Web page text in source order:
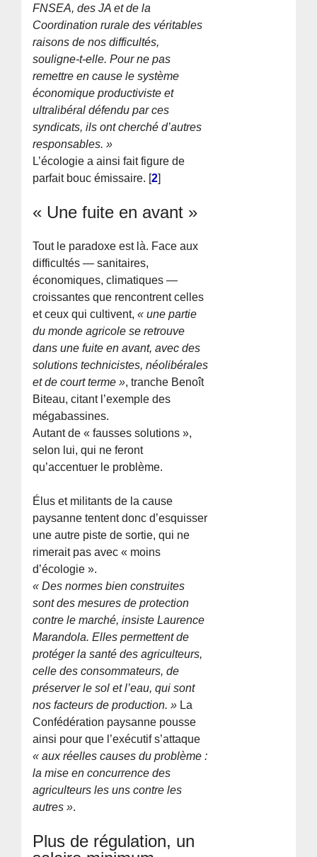
FNSEA, des JA et de la
Coordination rurale des véritables
raisons de nos difficultés,
souligne-t-elle. Pour ne pas
remettre en cause le système
économique productiviste et
ultralibéral défendu par ces
syndicats, ils ont cherché d’autres
responsables. »
L’écologie a ainsi fait figure de
parfait bouc émissaire. [2]
« Une fuite en avant »
Tout le paradoxe est là. Face aux
difficultés — sanitaires,
économiques, climatiques —
croissantes que rencontrent celles
et ceux qui cultivent,« une partie
du monde agricole se retrouve
dans une fuite en avant, avec des
solutions technicistes, néolibérales
et de court terme », tranche Benoît
Biteau, citant l’exemple des
mégabassines.
Autant de « fausses solutions »,
selon lui, qui ne feront
qu’accentuer le problème.
Élus et militants de la cause
paysanne tentent donc d’esquisser
une autre piste de sortie, qui ne
rimerait pas avec « moins
d’écologie ».
« Des normes bien construites
sont des mesures de protection
contre le marché, insiste Laurence
Marandola. Elles permettent de
protéger la santé des agriculteurs,
celle des consommateurs, de
préserver le sol et l’eau, qui sont
nos facteurs de production. » La
Confédération paysanne pousse
ainsi pour que l’exécutif s’attaque
« aux réelles causes du problème :
la mise en concurrence des
agriculteurs les uns contre les
autres ».
Plus de régulation, un